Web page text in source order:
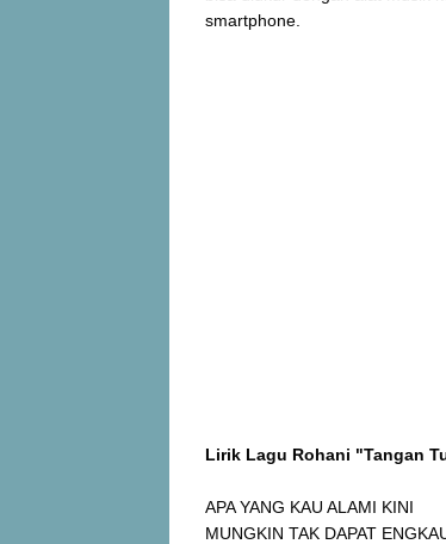
smartphone.
Lirik Lagu Rohani "Tangan
APA YANG KAU ALAMI KINI
MUNGKIN TAK DAPAT